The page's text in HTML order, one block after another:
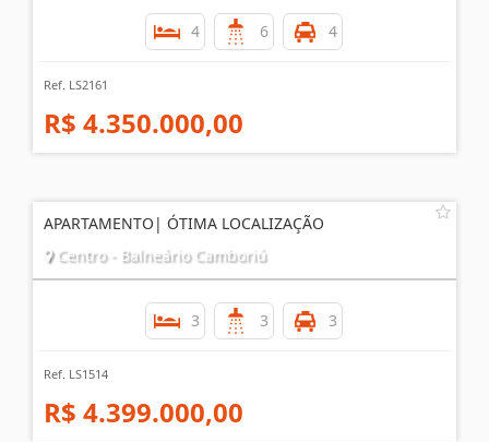
4 6 4
Ref. LS2161
R$ 4.350.000,00
APARTAMENTO| ÓTIMA LOCALIZAÇÃO
Centro - Balneário Camboriú
3 3 3
Ref. LS1514
R$ 4.399.000,00